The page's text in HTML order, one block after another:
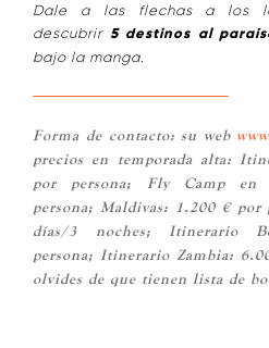
Dale a las flechas a los
descubrir 5 destinos al
bajo la manga.
Forma de contacto: su web
precios en temporada alta:
por persona; Fly Camp
persona; Maldivas: 1.200 € por
días/3 noches; Itinerario
persona; Itinerario Zambia:
olvides de que tienen lista de